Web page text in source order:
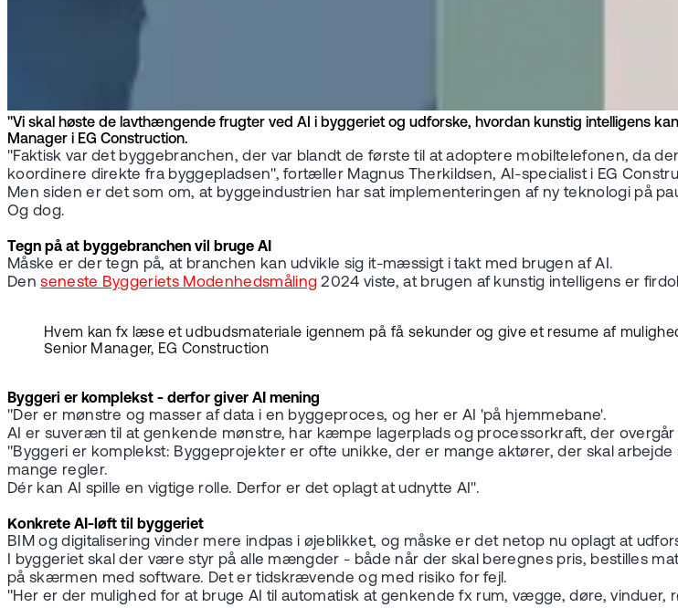
"Vi skal høste de lavthængende frugter ved AI i byggeriet og udforske, hvordan kunstig intelligens
Manager i EG Construction.
"Faktisk var det byggebranchen, der var blandt de første til at adoptere mobiltelefonen, da
koordinere direkte fra byggepladsen", fortæller Magnus Therkildsen, AI-specialist i EG
Men siden er det som om, at byggeindustrien har sat implementeringen af ny teknologi på
Og dog.
Tegn på at byggebranchen vil bruge AI
Måske er der tegn på, at branchen kan udvikle sig it-mæssigt i takt med brugen af AI.
Denseneste Byggeriets Modenhedsmåling 2024 viste, at brugen af kunstig intelligens er
Hvem kan fx læse et udbudsmateriale igennem på få sekunder og give et resume af
Senior Manager, EG Construction
Byggeri er komplekst - derfor giver AI mening
"Der er mønstre og masser af data i en byggeproces, og her er AI 'på hjemmebane'.
AI er suveræn til at genkende mønstre, har kæmpe lagerplads og processorkraft, der
"Byggeri er komplekst: Byggeprojekter er ofte unikke, der er mange aktører, der skal
mange regler.
Dér kan AI spille en vigtige rolle. Derfor er det oplagt at udnytte AI".
Konkrete AI-løft til byggeriet
BIM og digitalisering vinder mere indpas i øjeblikket, og måske er det netop nu oplagt at
I byggeriet skal der være styr på alle mængder - både når der skal beregnes pris, bestilles
på skærmen med software. Det er tidskrævende og med risiko for fejl.
"Her er der mulighed for at bruge AI til automatisk at genkende fx rum, vægge, døre,